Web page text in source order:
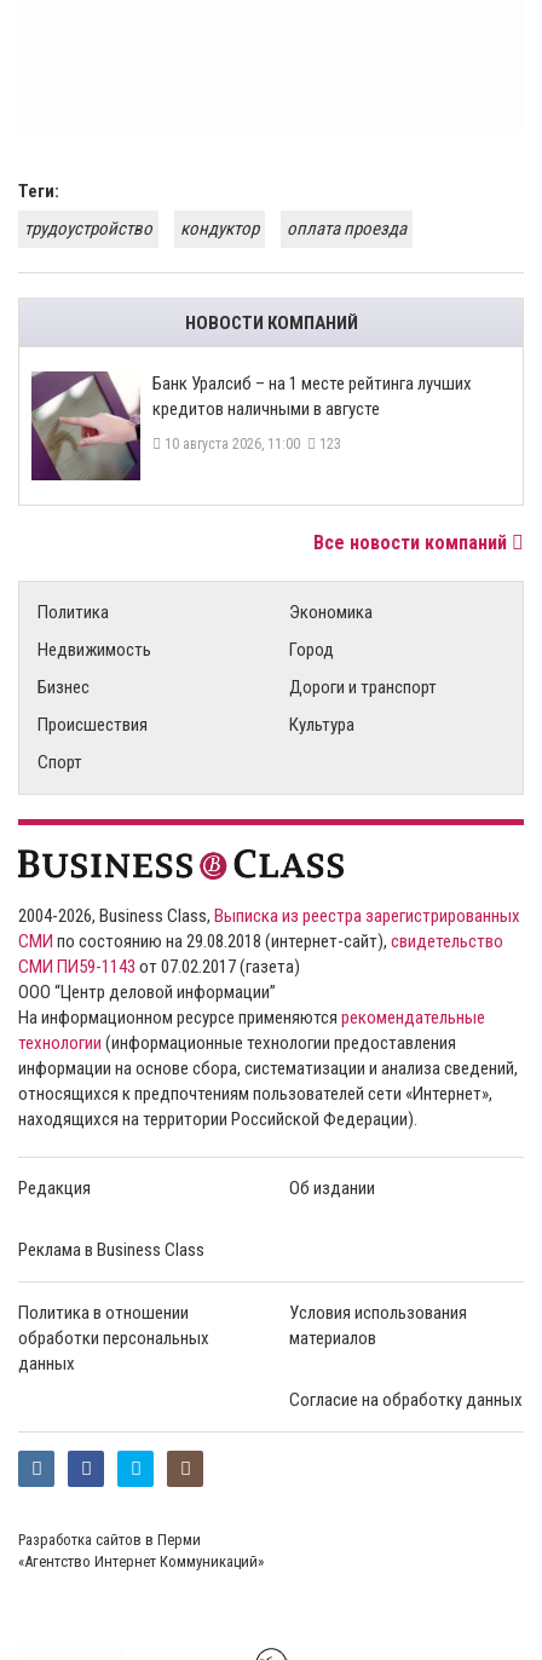
Теги:
трудоустройство
кондуктор оплата проезда
НОВОСТИ КОМПАНИЙ
Банк Уралсиб – на 1 месте рейтинга лучших
кредитов наличными в августе
10 августа 2026, 11:00 123
Все новости компаний
Политика
Экономика
Недвижимость
Город
Бизнес
Дороги и транспорт
Происшествия
Культура
Спорт
2004-2026, Business Class, Выписка из реестра зарегистрированных
СМИ по состоянию на 29.08.2018 (интернет-сайт), свидетельство
СМИ ПИ59-1143 от 07.02.2017 (газета)
ООО “Центр деловой информации”
На информационном ресурсе применяются рекомендательные
технологии (информационные технологии предоставления
информации на основе сбора, систематизации и анализа сведений,
относящихся к предпочтениям пользователей сети «Интернет»,
находящихся на территории Российской Федерации).
Редакция Об издании
Реклама в Business Class
Политика в отношении
обработки персональных
данных
Условия использования
материалов
Согласие на обработку данных
Разработка сайтов в Перми
«Агентство Интернет Коммуникаций»